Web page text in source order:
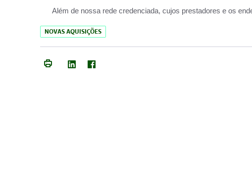
Além de nossa rede credenciada, cujos prestadores e os
NOVAS AQUISIÇÕES